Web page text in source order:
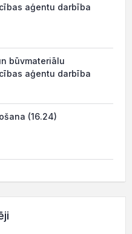
aģentu darbība
būvmateriālu
aģentu darbība
(16.24)